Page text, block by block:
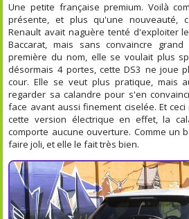
Une petite française premium. Voilà
présente, et plus qu'une nouveauté,
Renault avait naguère tenté d'exploiter
Baccarat, mais sans convaincre
première du nom, elle se voulait plus
désormais 4 portes, cette DS3 ne joue
cour. Elle se veut plus pratique, mais
regarder sa calandre pour s'en
face avant aussi finement ciselée. Et
cette version électrique en effet, la
comporte aucune ouverture. Comme un
faire joli, et elle le fait très bien.